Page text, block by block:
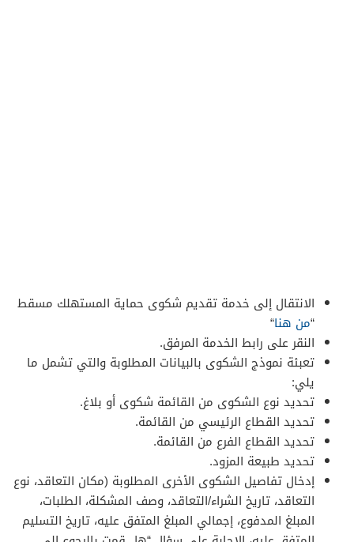
الانتقال إلى خدمة تقديم شكوى حماية المستهلك مسقط
“من هنا“
النقر على رابط الخدمة المرفق.
تعبئة نموذج الشكوى بالبيانات المطلوبة والتي تشمل ما
يلي:
تحديد نوع الشكوى من القائمة شكوى أو بلاغ.
تحديد القطاع الرئيسي من القائمة.
تحديد القطاع الفرع من القائمة.
تحديد طبيعة المزود.
إدخال تفاصيل الشكوى الأخرى المطلوبة (مكان التعاقد، نوع
التعاقد، تاريخ الشراء/التعاقد، وصف المشكلة، الطلبات،
المبلغ المدفوع، إجمالي المبلغ المتفق عليه، تاريخ التسليم